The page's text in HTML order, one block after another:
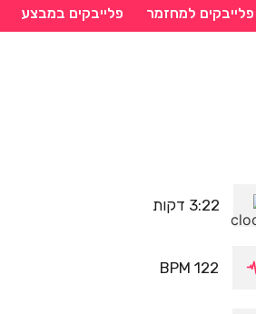
פלייבקים למחזמר פלייבקים במבצע
3:22 דקות
122 BPM